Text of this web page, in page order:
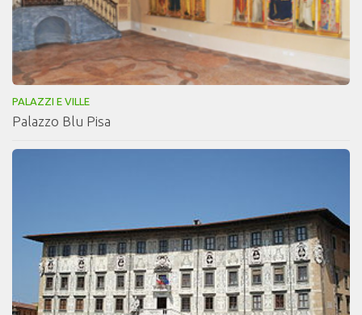
PALAZZI E VILLE
Palazzo Blu Pisa